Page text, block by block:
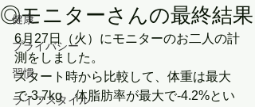
健康
プライバシー
習慣
ライフスタイル
◎モニターさんの最終結果
6月27日（火）にモニターのお二人の計
測をしました。
スタート時から比較して、体重は最大
で-3.7kg　体脂肪率が最大で-4.2%とい